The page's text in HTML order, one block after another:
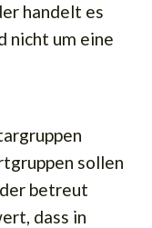
handelt es
nicht um eine
sollen
betreut
dass in